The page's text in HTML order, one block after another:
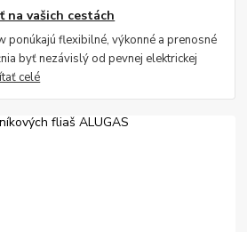
na vašich cestách
ponúkajú flexibilné, výkonné a prenosné
byť nezávislý od pevnej elektrickej
celé